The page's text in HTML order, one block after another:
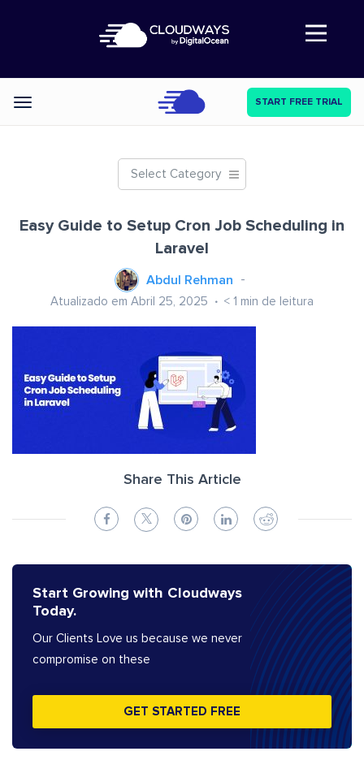
Abre a navegação
Categories START FREE TRIAL
Select Category
Easy Guide to Setup Cron Job Scheduling in
Laravel
Abdul Rehman
Atualizado em Abril 25, 2025 < 1 min de leitura
Share This Article
Start Growing with Cloudways
Today.
Our Clients Love us because we never
compromise on these
GET STARTED FREE